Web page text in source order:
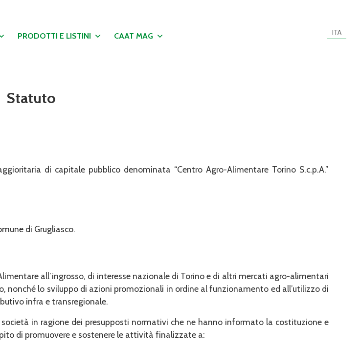
ITA
PRODOTTI E LISTINI CAAT MAG
Statuto
di ca­pitale pubblico denominata “Centro Agro-Alimentare Torino S.c.p.A.”
di Grugliasco.
all’ingrosso, di interesse nazionale di Torino e di altri mercati agro-alimentari
nonché lo sviluppo di azioni promozionali in ordine al funzionamento ed all’utilizzo di
infra e transregionale.
in ragione dei presupposti normativi che ne hanno informato la costituzione e
di promuovere e sostenere le attività finalizzate a: